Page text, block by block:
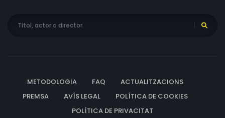
METODOLOGIA FAQ
ACTUALITZACIONS
PREMSA
AVÍS LEGAL
POLÍTICA DE COOKIES
POLÍTICA DE PRIVACITAT